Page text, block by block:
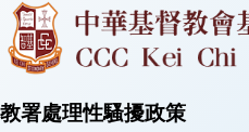
教署處理性騷擾政策